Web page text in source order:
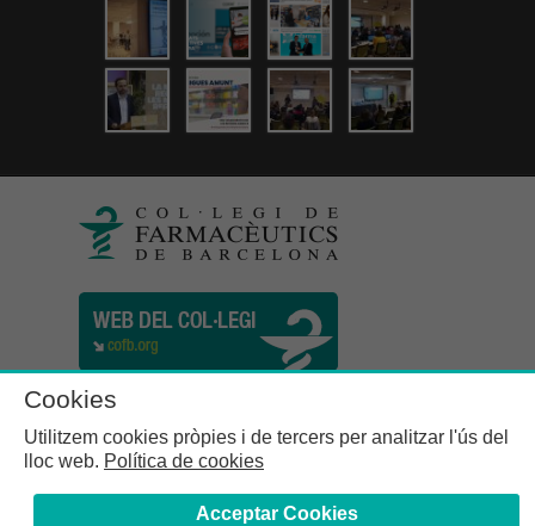
Cookies
Utilitzem cookies pròpies i de tercers per analitzar l'ús del
lloc web. Política de cookies
Acceptar Cookies